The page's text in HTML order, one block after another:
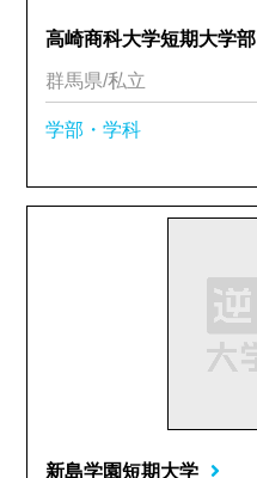
高崎商科大学短期大学部
群馬県/私立
学部・学科
新島学園短期大学